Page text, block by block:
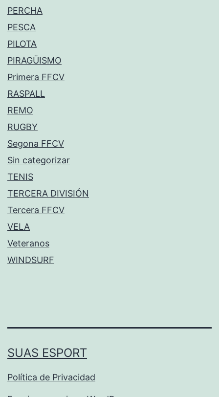
PERCHA
PESCA
PILOTA
PIRAGÜISMO
Primera FFCV
RASPALL
REMO
RUGBY
Segona FFCV
Sin categorizar
TENIS
TERCERA DIVISIÓN
Tercera FFCV
VELA
Veteranos
WINDSURF
SUAS ESPORT
Política de Privacidad